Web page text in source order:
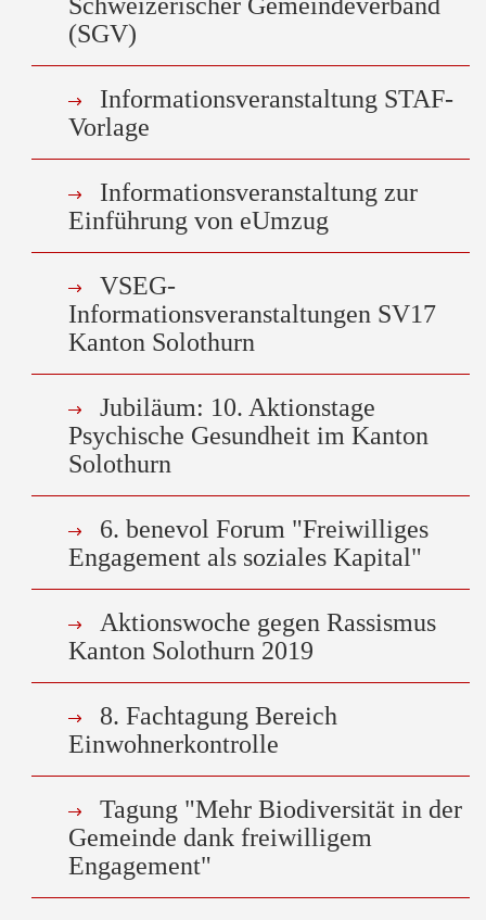
(SGV)
Informationsveranstaltung STAF-
Vorlage
Informationsveranstaltung zur
Einführung von eUmzug
VSEG-
Informationsveranstaltungen SV17
Kanton Solothurn
Jubiläum: 10. Aktionstage
Psychische Gesundheit im Kanton
Solothurn
6. benevol Forum "Freiwilliges
Engagement als soziales Kapital"
Aktionswoche gegen Rassismus
Kanton Solothurn 2019
8. Fachtagung Bereich
Einwohnerkontrolle
Tagung "Mehr Biodiversität in der
Gemeinde dank freiwilligem
Engagement"